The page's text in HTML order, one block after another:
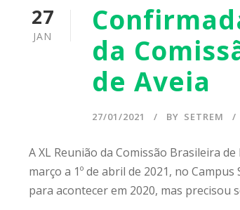
27
JAN
da
de Aveia
27/01/2021 BY SETREM
A XL Reunião da Comissão Brasileira
março a 1º de abril de 2021, no
para acontecer em 2020, mas precisou